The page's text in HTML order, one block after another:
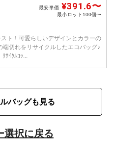
最安単価 ¥391.6〜
最小ロット100個〜
ト！可愛らしいデザインとカラーの
切れをリサイクルしたエコバッグ♪
ｻｲｸﾙｺｯ...
バッグも見る
選択に戻る